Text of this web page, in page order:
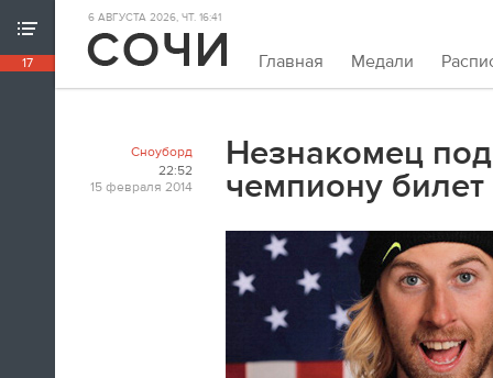
17
ХРОНИКА ИГР
18:39
Я признаюсь, в ходе церемонии
закрытия заплакал. По хоккею.
6 АВГУСТА 2026, ЧТ. 16:41
Главная Медали
Сноуборд
22:52
15 февраля 2014
Незнакомец
чемпиону